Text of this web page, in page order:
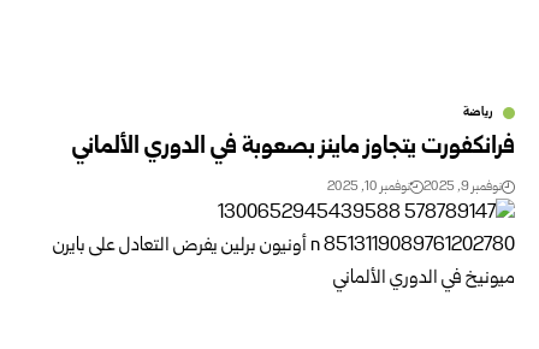
رياضة
فرانكفورت يتجاوز ماينز بصعوبة في الدوري الألماني
نوفمبر 9, 2025 نوفمبر 10, 2025